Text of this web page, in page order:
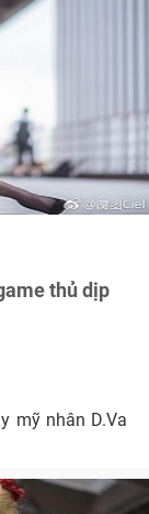
thủ dịp
mỹ nhân D.Va